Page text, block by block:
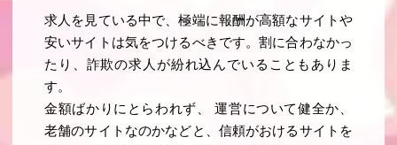
求人を見ている中で、極端に報酬が高額なサイトや
安いサイトは気をつけるべきです。割に合わなかっ
たり、詐欺の求人が紛れ込んでいることもありま
す。
金額ばかりにとらわれず、 運営について健全か、
老舗のサイトなのかなどと、信頼がおけるサイトを